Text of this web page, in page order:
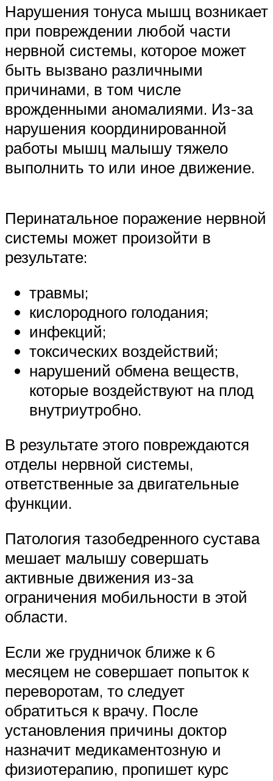
Нарушения тонуса мышц возникает
при повреждении любой части
нервной системы, которое может
быть вызвано различными
причинами, в том числе
врожденными аномалиями. Из-за
нарушения координированной
работы мышц малышу тяжело
выполнить то или иное движение.
Перинатальное поражение нервной
системы может произойти в
результате:
травмы;
кислородного голодания;
инфекций;
токсических воздействий;
нарушений обмена веществ,
которые воздействуют на плод
внутриутробно.
В результате этого повреждаются
отделы нервной системы,
ответственные за двигательные
функции.
Патология тазобедренного сустава
мешает малышу совершать
активные движения из-за
ограничения мобильности в этой
области.
Если же грудничок ближе к 6
месяцем не совершает попыток к
переворотам, то следует
обратиться к врачу. После
установления причины доктор
назначит медикаментозную и
физиотерапию, пропишет курс